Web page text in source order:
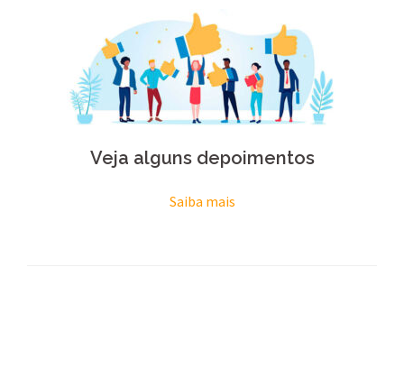
Veja alguns depoimentos
Saiba mais